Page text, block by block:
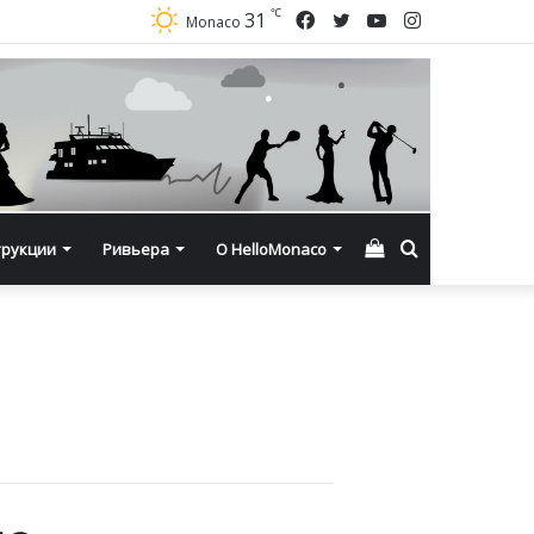
Instagram
YouTube
Twitter
Facebook
Monaco 31 ℃
Ривьера О HelloMonaco Смотреть